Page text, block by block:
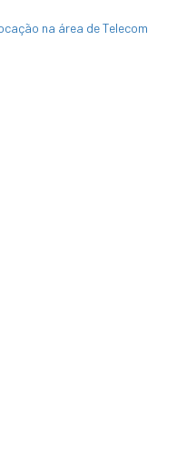
na área de Telecom